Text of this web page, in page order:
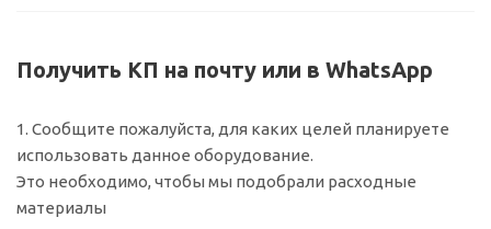
Получить КП на почту или в WhatsApp
1. Сообщите пожалуйста, для каких целей планируете
использовать данное оборудование.
Это необходимо, чтобы мы подобрали расходные
материалы